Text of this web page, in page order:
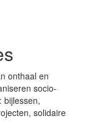
onthaal en
socio-
bijlessen,
solidaire